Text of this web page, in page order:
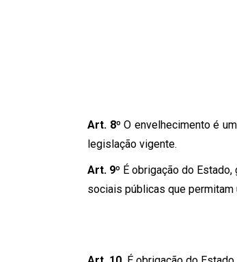
Art. 8º O envelhecimento é
legislação vigente.
Art. 9º É obrigação do
sociais públicas que